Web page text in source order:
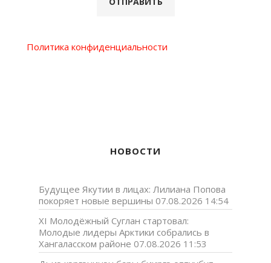
Политика конфиденциальности
НОВОСТИ
Будущее Якутии в лицах: Лилиана Попова
покоряет новые вершины 07.08.2026 14:54
XI Молодёжный Суглан стартовал:
Молодые лидеры Арктики собрались в
Хангаласском районе 07.08.2026 11:53